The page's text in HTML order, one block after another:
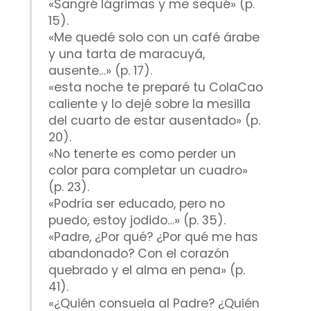
«Sangré lágrimas y me sequé» (p.
15).
«Me quedé solo con un café árabe
y una tarta de maracuyá,
ausente…» (p. 17).
«esta noche te preparé tu ColaCao
caliente y lo dejé sobre la mesilla
del cuarto de estar ausentado» (p.
20).
«No tenerte es como perder un
color para completar un cuadro»
(p. 23).
«Podría ser educado, pero no
puedo, estoy jodido…» (p. 35).
«Padre, ¿Por qué? ¿Por qué me has
abandonado? Con el corazón
quebrado y el alma en pena» (p.
41).
«¿Quién consuela al Padre? ¿Quién